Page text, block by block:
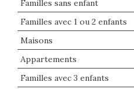
Familles sans enfant
Familles avec 1 ou 2 enfants
Maisons
Appartements
Familles avec 3 enfants